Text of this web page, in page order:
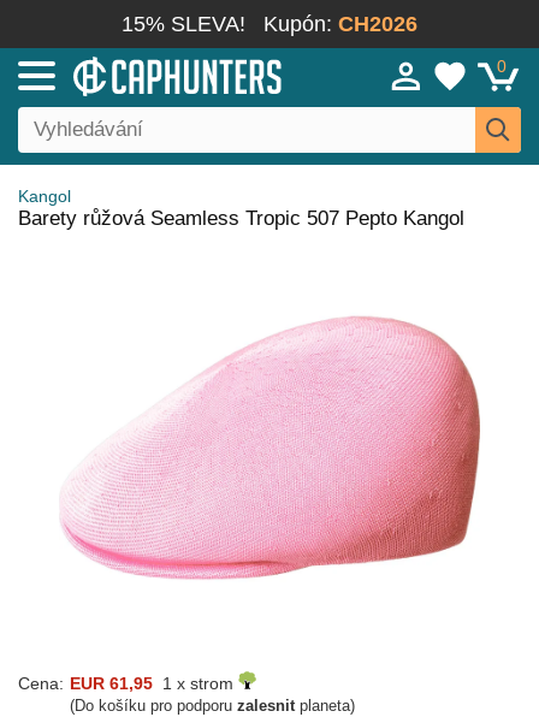
15% SLEVA! Kupón: CH2026
0
Kangol
Barety růžová Seamless Tropic 507 Pepto Kangol
Cena: EUR 61,95 1 x strom
(Do košíku pro podporu zalesnitplaneta)